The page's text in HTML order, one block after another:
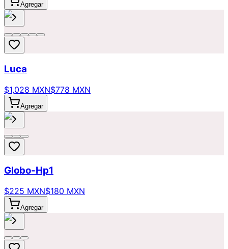
Agregar
Luca
$1,028 MXN$778 MXN
Agregar
Globo-Hp1
$225 MXN$180 MXN
Agregar